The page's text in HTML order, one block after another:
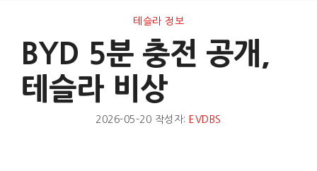
테슬라 정보
BYD 5분 충전 공개,
테슬라 비상
2026-05-20 작성자: EVDBS